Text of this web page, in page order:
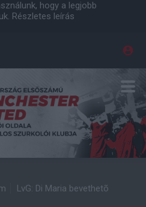
hogy a legjobb
Részletes leírás
LvG: Di Maria bevethetõ